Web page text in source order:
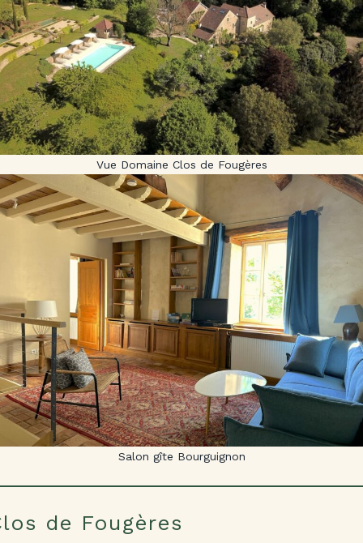
Vue Domaine Clos de Fougères
Salon gîte Bourguignon
de Fougères